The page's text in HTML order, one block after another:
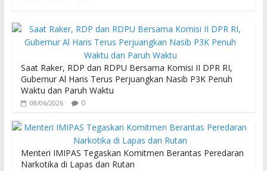
e
b
o
o
k
itt
er
at
s
A
p
p
Saat Raker, RDP dan RDPU Bersama Komisi II DPR RI,
Gubernur Al Haris Terus Perjuangkan Nasib P3K Penuh
Waktu dan Paruh Waktu
08/06/2026 0
Menteri IMIPAS Tegaskan Komitmen Berantas Peredaran
Narkotika di Lapas dan Rutan